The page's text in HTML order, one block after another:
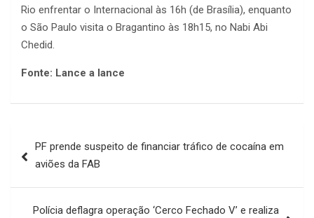
Rio enfrentar o Internacional às 16h (de Brasília), enquanto
o São Paulo visita o Bragantino às 18h15, no Nabi Abi
Chedid.
Fonte: Lance a lance
de
PF prende suspeito de financiar tráfico de cocaína em
aviões da FAB
Polícia deflagra operação ‘Cerco Fechado V’ e realiza